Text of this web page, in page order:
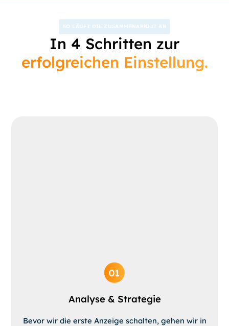
SO LÄUFT DIE ZUSAMMENARBEIT AB
In 4 Schritten zur
erfolgreichen Einstellung.
Analyse & Strategie
Bevor wir die erste Anzeige schalten, gehen wir in